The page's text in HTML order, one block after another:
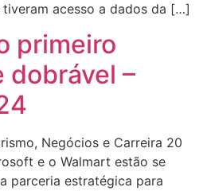
acesso a dados da […]
primeiro
dobrável –
Negócios e Carreira 20
e o Walmart estão se
parceria estratégica para